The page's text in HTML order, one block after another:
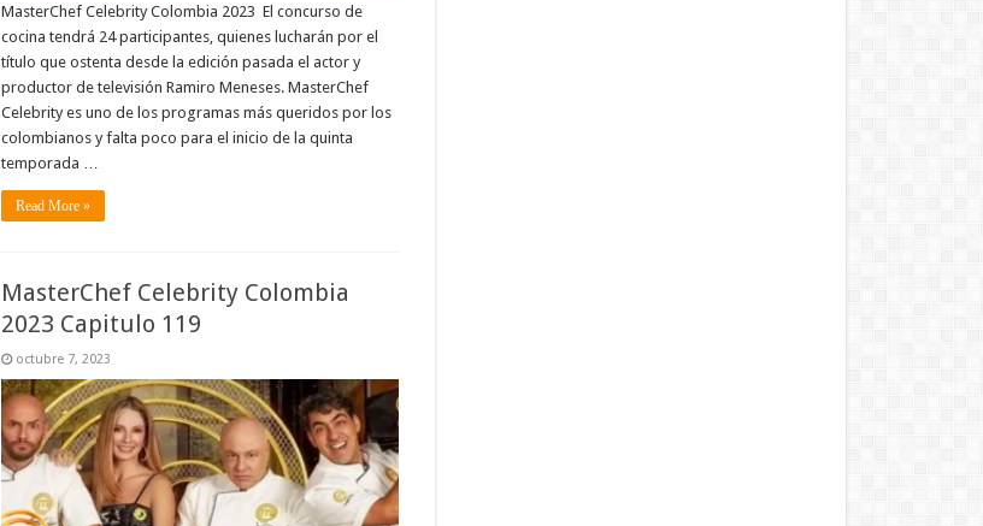
MasterChef Celebrity Colombia 2023 El concurso de
cocina tendrá 24 participantes, quienes lucharán por el
título que ostenta desde la edición pasada el actor y
productor de televisión Ramiro Meneses. MasterChef
Celebrity es uno de los programas más queridos por los
colombianos y falta poco para el inicio de la quinta
temporada …
Read More »
MasterChef Celebrity Colombia
2023 Capitulo 119
octubre 7, 2023